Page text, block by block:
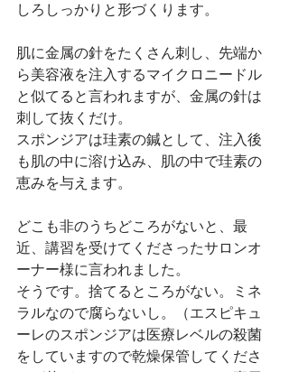
しろしっかりと形づくります。
肌に金属の針をたくさん刺し、先端か
ら美容液を注入するマイクロニードル
と似てると言われますが、金属の針は
刺して抜くだけ。
スポンジアは珪素の鍼として、注入後
も肌の中に溶け込み、肌の中で珪素の
恵みを与えます。
どこも非のうちどころがないと、最
近、講習を受けてくださったサロンオ
ーナー様に言われました。
そうです。捨てるところがない。ミネ
ラルなので腐らないし。（エスピキュ
ーレのスポンジアは医療レベルの殺菌
をしていますので乾燥保管してくださ